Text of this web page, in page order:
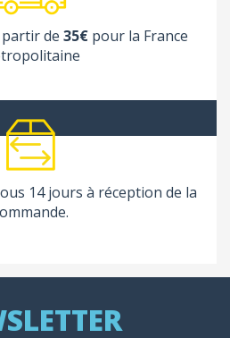
de 35€pour la France
14 jours à réception de la